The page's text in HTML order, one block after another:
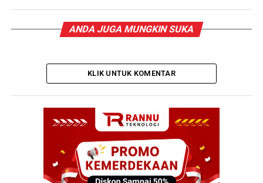
ANDA JUGA MUNGKIN SUKA
KLIK UNTUK KOMENTAR